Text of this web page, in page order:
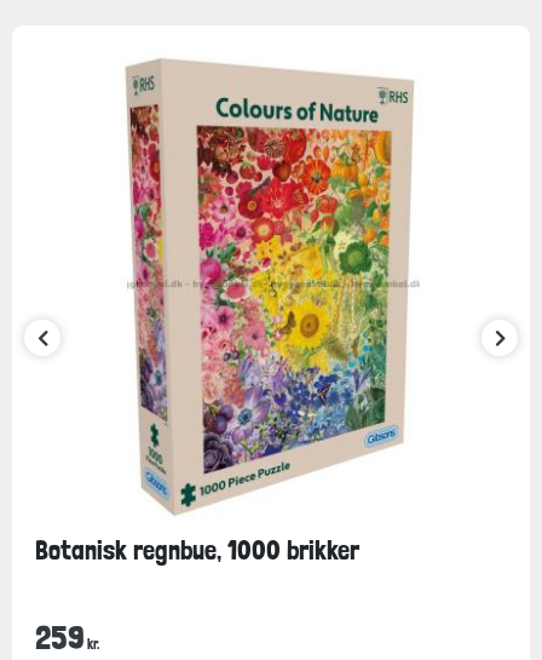
Botanisk regnbue, 1000 brikker
259 kr.